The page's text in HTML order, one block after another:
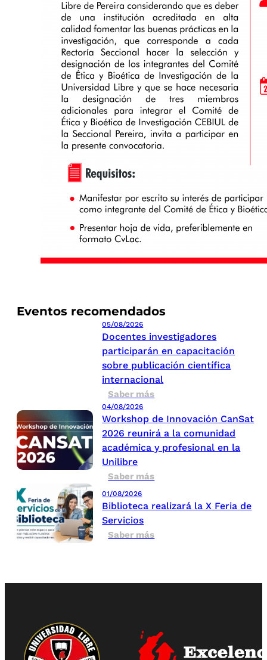
Eventos recomendados
05/08/2026
Docentes investigadores
participarán en capacitación
sobre publicación científica
internacional
Saber más
04/08/2026
Workshop de Innovación CanSat
2026 reunirá a la comunidad
académica y profesional en la
Unilibre
Saber más
01/08/2026
Biblioteca realizará la X Feria de
Servicios
Saber más